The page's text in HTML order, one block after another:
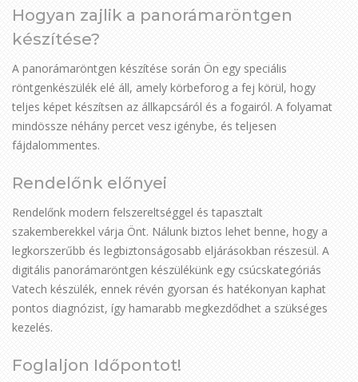
Hogyan zajlik a panorámaröntgen
készítése?
A panorámaröntgen készítése során Ön egy speciális
röntgenkészülék elé áll, amely körbeforog a fej körül, hogy
teljes képet készítsen az állkapcsáról és a fogairól. A folyamat
mindössze néhány percet vesz igénybe, és teljesen
fájdalommentes.
Rendelőnk előnyei
Rendelőnk modern felszereltséggel és tapasztalt
szakemberekkel várja Önt. Nálunk biztos lehet benne, hogy a
legkorszerűbb és legbiztonságosabb eljárásokban részesül. A
digitális panorámaröntgen készülékünk egy csúcskategóriás
Vatech készülék, ennek révén gyorsan és hatékonyan kaphat
pontos diagnózist, így hamarabb megkezdődhet a szükséges
kezelés.
Foglaljon Időpontot!